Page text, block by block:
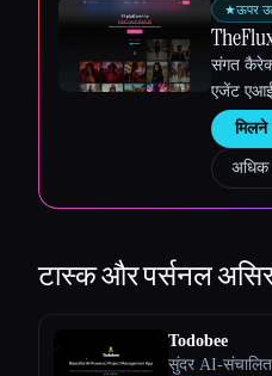
★ऊपर
संगत
एजेंट एआई
मिलने
अधिक
टास्क और पर्सनल
Todobee
सुंदर AI-